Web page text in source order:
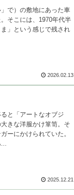
で）の敷地にあった車
そこには、1970年代半
」という感じで残され
2026.02.13
と「アートなオブジ
きな洋服かけ箪笥。そ
ーにかけられていた。
2025.12.21